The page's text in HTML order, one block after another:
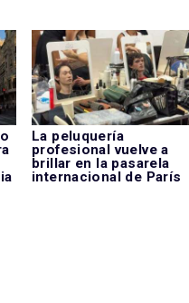
La peluquería
profesional vuelve a
brillar en la pasarela
internacional de París